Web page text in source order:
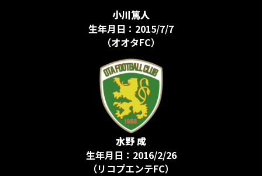
小川篤人
生年月日：2015/7/7
（オオタFC）
水野 成
生年月日：2016/2/26
（リコプエンテFC）